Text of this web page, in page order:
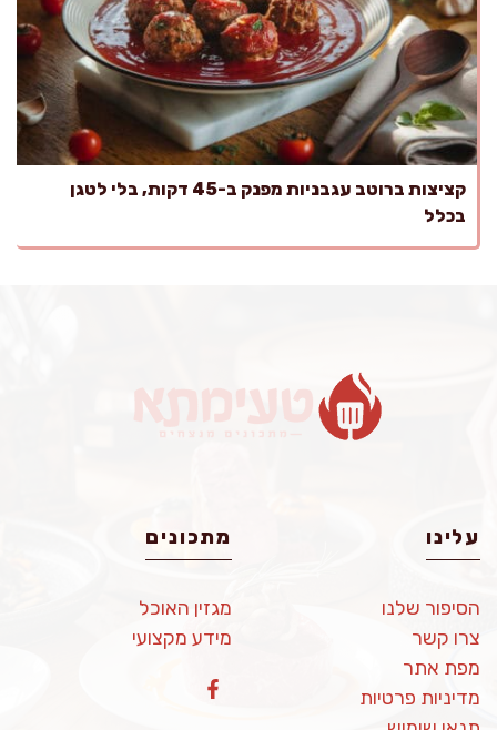
קציצות ברוטב עגבניות מפנק ב-45 דקות, בלי לטגן
בכלל
עלינו
הסיפור שלנו
צרו קשר
מפת אתר
מדיניות פרטיות
מתכונים
מגזין האוכל
מידע מקצועי